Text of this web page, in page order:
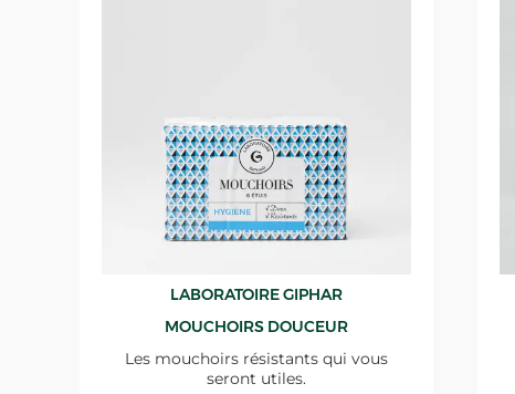
LABORATOIRE GIPHAR
MOUCHOIRS DOUCEUR
Les mouchoirs résistants qui vous
seront utiles.